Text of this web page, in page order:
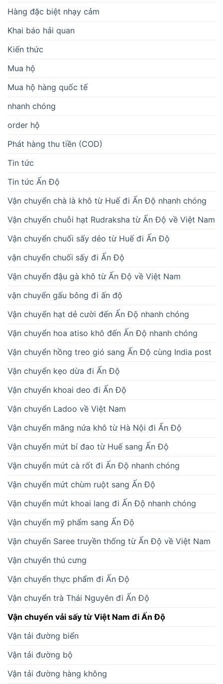
Hàng đặc biệt nhạy cảm
Khai báo hải quan
Kiến thức
Mua hộ
Mua hộ hàng quốc tế
nhanh chóng
order hộ
Phát hàng thu tiền (COD)
Tin tức
Tin tức Ấn Độ
Vận chuyển chà là khô từ Huế đi Ấn Độ nhanh chóng
Vận chuyển chuỗi hạt Rudraksha từ Ấn Độ về Việt Nam
Vận chuyển chuối sấy dẻo từ Huế đi Ấn Độ
vận chuyển chuối sấy đi Ấn Độ
Vận chuyển đậu gà khô từ Ấn Độ về Việt Nam
vận chuyển gấu bông đi ấn độ
Vận chuyển hạt dẻ cười đến Ấn Độ nhanh chóng
Vận chuyển hoa atiso khô đến Ấn Độ nhanh chóng
Vận chuyển hồng treo gió sang Ấn Độ cùng India post
Vận chuyển kẹo dừa đi Ấn Độ
Vận chuyển khoai deo đi Ấn Độ
Vận chuyển Ladoo về Việt Nam
Vận chuyển măng nứa khô từ Hà Nội đi Ấn Độ
Vận chuyển mứt bí đao từ Huế sang Ấn Độ
Vận chuyển mứt cà rốt đi Ấn Độ nhanh chóng
Vận chuyển mứt chùm ruột sang Ấn Độ
Vận chuyển mứt khoai lang đi Ấn Độ nhanh chóng
Vận chuyển mỹ phẩm sang Ấn Độ
Vận chuyển Saree truyền thống từ Ấn Độ về Việt Nam
Vận chuyển thú cưng
Vận chuyển thực phẩm đi Ấn Độ
Vận chuyển trà Thái Nguyên đi Ấn Độ
Vận chuyển vải sấy từ Việt Nam đi Ấn Độ
Vận tải đường biển
Vận tải đường bộ
Vận tải đường hàng không